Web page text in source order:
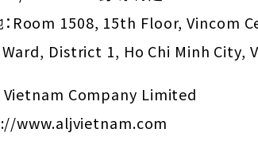
：Room 1508, 15th Floor, Vincom
District 1, Ho Chi Minh City,
Company Limited
www.aljvietnam.com